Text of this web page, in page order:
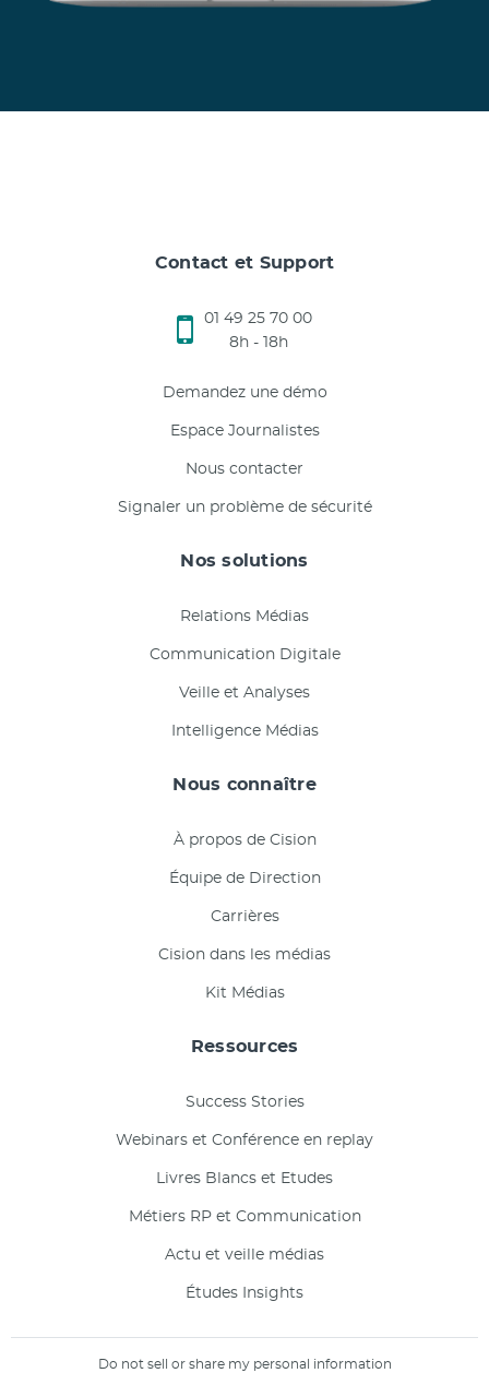
Contact et Support
01 49 25 70 00
8h - 18h
Demandez une démo
Espace Journalistes
Nous contacter
Signaler un problème de sécurité
Nos solutions
Relations Médias
Communication Digitale
Veille et Analyses
Intelligence Médias
Nous connaître
À propos de Cision
Équipe de Direction
Carrières
Cision dans les médias
Kit Médias
Ressources
Success Stories
Webinars et Conférence en replay
Livres Blancs et Etudes
Métiers RP et Communication
Actu et veille médias
Études Insights
Do not sell or share my personal information